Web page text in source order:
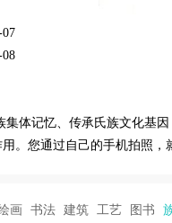
07
08
集体记忆、传承氏族文化基
。您通过自己的手机拍照
画 书法 建筑 工艺 图书